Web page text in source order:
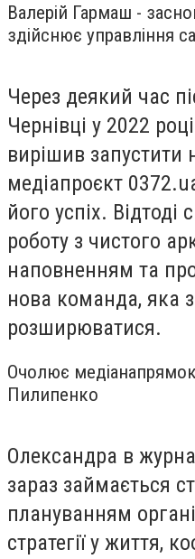
Валерій Гармаш -
здійснює управління
Через деякий час
Чернівці у 2022
вирішив запустити
медіапроєкт
його успіх.
роботу з чистого
наповненням та
нова команда, яка
розширюватися.
Очолює
Пилипенко
Олександра в
зараз займається
плануванням
стратегії у життя,